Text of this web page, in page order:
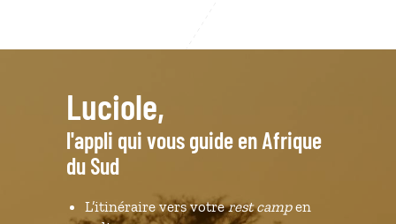
Luciole,
l'appli qui vous guide en Afrique
du Sud
L’itinéraire vers votrerest campen